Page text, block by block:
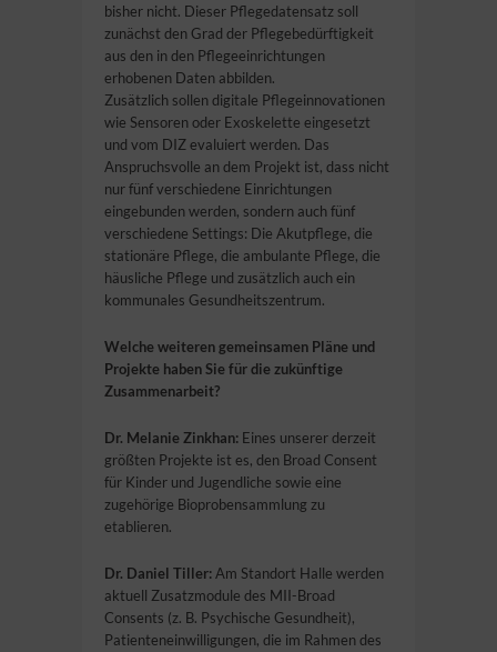
bisher nicht. Dieser Pflegedatensatz soll
zunächst den Grad der Pflegebedürftigkeit
aus den in den Pflegeeinrichtungen
erhobenen Daten abbilden.
Zusätzlich sollen digitale Pflegeinnovationen
wie Sensoren oder Exoskelette eingesetzt
und vom DIZ evaluiert werden. Das
Anspruchsvolle an dem Projekt ist, dass nicht
nur fünf verschiedene Einrichtungen
eingebunden werden, sondern auch fünf
verschiedene Settings: Die Akutpflege, die
stationäre Pflege, die ambulante Pflege, die
häusliche Pflege und zusätzlich auch ein
kommunales Gesundheitszentrum.
Welche weiteren gemeinsamen Pläne und
Projekte haben Sie für die zukünftige
Zusammenarbeit?
Dr. Melanie Zinkhan: Eines unserer derzeit
größten Projekte ist es, den Broad Consent
für Kinder und Jugendliche sowie eine
zugehörige Bioprobensammlung zu
etablieren.
Dr. Daniel Tiller: Am Standort Halle werden
aktuell Zusatzmodule des MII-Broad
Consents (z. B. Psychische Gesundheit),
Patienteneinwilligungen, die im Rahmen des